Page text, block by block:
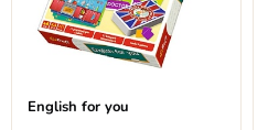
English for you